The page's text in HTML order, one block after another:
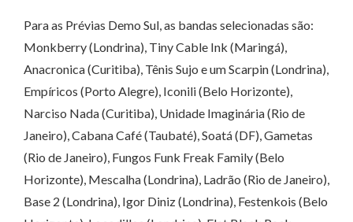
Para as Prévias Demo Sul, as bandas selecionadas são:
Monkberry (Londrina), Tiny Cable Ink (Maringá),
Anacronica (Curitiba), Tênis Sujo e um Scarpin (Londrina),
Empíricos (Porto Alegre), Iconili (Belo Horizonte),
Narciso Nada (Curitiba), Unidade Imaginária (Rio de
Janeiro), Cabana Café (Taubaté), Soatá (DF), Gametas
(Rio de Janeiro), Fungos Funk Freak Family (Belo
Horizonte), Mescalha (Londrina), Ladrão (Rio de Janeiro),
Base 2 (Londrina), Igor Diniz (Londrina), Festenkois (Belo